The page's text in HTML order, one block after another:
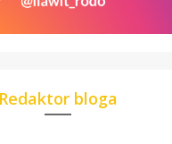
Redaktor bloga